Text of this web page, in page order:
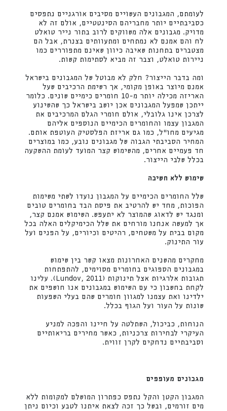
לעומתם, המגבונים העשויים מסיבים אורגניים נתפסים
כסביבתיים יותר מחבריהם הסינטטיים, אולם זה לא
מדויק. מגבונים אלה משווקים לרוב בתור נייר טואלט
לח והם אמנם לא נמתחים ומתעוותים בצנרת, אבל הם
מצטברים בתחנות שאיבה כיוון שאינם מתפוררים כמו
ניירות טואלט, וצבר זה מביא לסתימות קשות.
ומה בדבר הייצור? חלק לא מבוטל של המגבונים בישראל
אמנם מיוצר באופן מקומי, אך רשימת הרכיבים שעל
האריזה מכילה יותר מ-10 חומרים כימיים שונים. כלומר
ייתכן שמפעל המגבונים אכן יושב בישראל כך שהשינוע
לצרכן אינו גלובלי, אולם חומרי הגלם המרכיבים את
המגבון עצמו והחומרים הכימיים הנוספים אליהם
מגיעים מחו"ל, כמו גם אריזת הפלסטיק העוטפת אותם.
המחיר הסביבתי הגבוה של מגבונים נובע, כמו במוצרים
חד פעמיים אחרים, מהשימוש קצר המועד לעומת ההשקעה
בכלל שלבי הייצור.
שימוש ללא חשיבה
שלל החומרים הכימיים על המגבון נועדו לשתי משימות
הפוכות, מחד יש להרטיב את פיסת הבד בחומרים טובים
ומנגד יש לדאוג שהמוצר לא יתעפש. השימוש אמנם קצר,
אך למעשה אנחנו מורחים את שלל הכימיקלים האלה בכל
מקום בבית על משטחים, רהיטים וכיורים, על הפנים ועל
עור התינוק.
מחקרים מהשנים האחרונות מצאו קשר בין שימוש
במגבונים הספוגים בחומרים מסוימים, להתפתחות
תגובות אלרגיות אצל תינוקות (Lundov, 2011). עלינו
לקחת בחשבון כי עם השימוש במגבונים אנו חושפים את
ילדינו ואת עצמנו למגוון חומרים שהם בעלי השפעות
שונות על העור ועל הגוף בכלל.
הנוחות, כביכול, השתלטה על חיינו והפכה למניע
העיקרי לבחירות צרכניות, כאשר מחירים בריאותיים
וסביבתיים נדחקים לקרן זווית.
מגבונים מעופפים
המגבון הקטן והקל נתפס כפתרון המושלם למקומות ללא
מים זורמים, ובשל כך זכה לצאת איתנו לטבע וכיום ניתן